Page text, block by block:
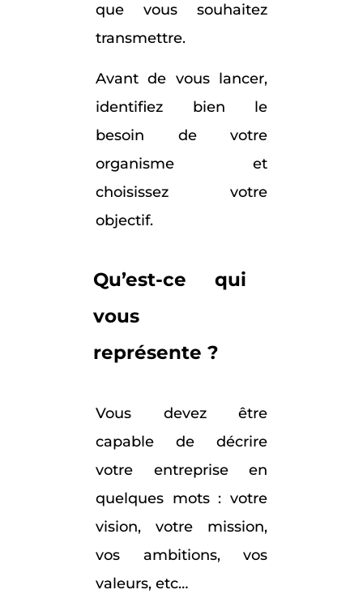
que vous souhaitez
transmettre.
Avant de vous lancer,
identifiez bien le
besoin de votre
organisme et
choisissez votre
objectif.
Qu’est-ce qui
vous
représente ?
Vous devez être
capable de décrire
votre entreprise en
quelques mots : votre
vision, votre mission,
vos ambitions, vos
valeurs, etc…